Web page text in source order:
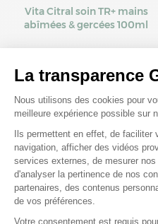
Vita Citral soin TR+ mains
abîmées & gercées 100ml
Prix moyen constaté